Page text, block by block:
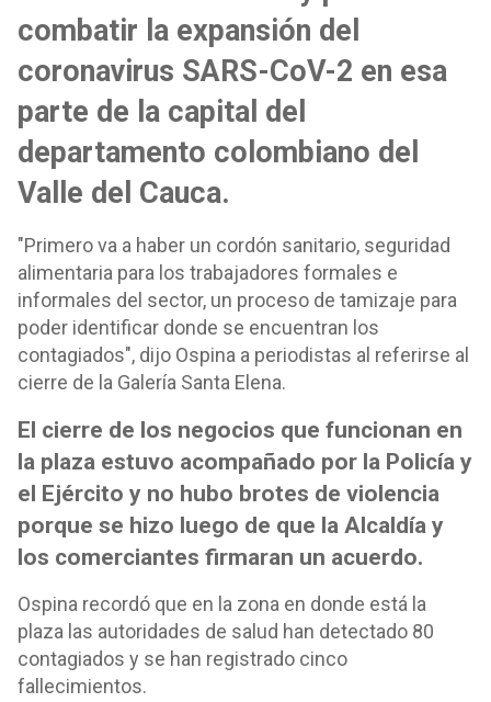
combatir la expansión del
coronavirus SARS-CoV-2 en esa
parte de la capital del
departamento colombiano del
Valle del Cauca.
"Primero va a haber un cordón sanitario, seguridad
alimentaria para los trabajadores formales e
informales del sector, un proceso de tamizaje para
poder identificar donde se encuentran los
contagiados", dijo Ospina a periodistas al referirse al
cierre de la Galería Santa Elena.
El cierre de los negocios que funcionan en
la plaza estuvo acompañado por la Policía y
el Ejército y no hubo brotes de violencia
porque se hizo luego de que la Alcaldía y
los comerciantes firmaran un acuerdo.
Ospina recordó que en la zona en donde está la
plaza las autoridades de salud han detectado 80
contagiados y se han registrado cinco
fallecimientos.